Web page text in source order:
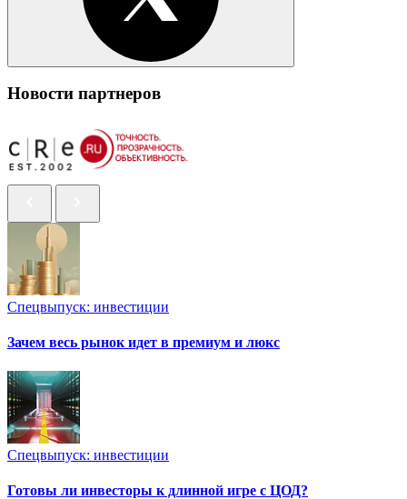
Новости партнеров
Спецвыпуск: инвестиции
Зачем весь рынок идет в премиум и люкс
Спецвыпуск: инвестиции
Готовы ли инвесторы к длинной игре с ЦОД?